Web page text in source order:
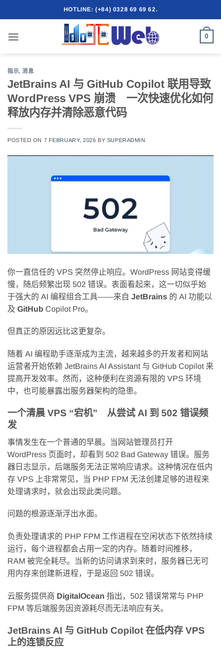
到
HOTLINE: (+84) 0328 69 69 62.
0
指示,消息
JetBrains AI 与 GitHub Copilot 联用导致
WordPress VPS 崩溃 一次快速优化如何
释放内存并清除恶意代码
POSTED ON 7 FEBRUARY, 2026 BY SUPERADMIN
你一直信任的 VPS 突然停止响应。WordPress 网站变得缓
慢，随后频繁出现 502 错误。表面看起来，这一切似乎始
于强大的 AI 编程组合工具——来自 JetBrains 的 AI 功能以
及 GitHub Copilot Pro。
但真正的原因远比这更复杂。
随着 AI 编程助手逐渐成为主流，越来越多的开发者和网站
运营者开始依赖 JetBrains AI Assistant 与 GitHub Copilot 来
提高开发效率。然而，这种便利在资源有限的 VPS 环境
中，也可能暴露出服务器架构的隐患。
一个清晨 VPS “宕机” 从尝试 AI 到 502 错误频
发
事情发生在一个普通的早晨。当网站管理员打开
WordPress 页面时，却看到 502 Bad Gateway 错误。服务
器日志显示，后端服务无法正常响应请求。这种情况在低内
存 VPS 上非常常见，当 PHP FPM 无法创建足够的进程来
处理请求时，就会出现此类问题。
问题的根源逐渐浮出水面。
负责处理请求的 PHP FPM 工作进程在空闲状态下依然持续
运行，每个进程都会占用一定的内存。随着时间推移，
RAM 被完全耗尽。当新的访问请求到来时，服务器已无可
用内存来创建新进程，于是返回 502 错误。
云服务提供商 DigitalOcean 指出，502 错误常常与 PHP
FPM 等后端服务因资源耗尽而无法响应有关。
JetBrains AI 与 GitHub Copilot 在低内存 VPS
上的连锁反应